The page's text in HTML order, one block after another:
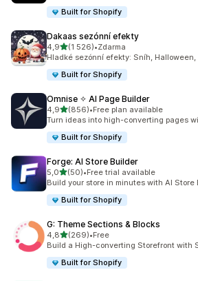
Built for Shopify
Dakaas sezónní efekty
4,9z 5 hvězd
(1 526)
Celkový počet recenzí: 1526
•Zdarma
Hladké sezónní efekty: Sníh,
Built for Shopify
Omnise ✧ AI Page Builder
4,9z 5 hvězd
(856)
Celkový počet recenzí: 856
•Free plan available
Turn ideas into high-converting pages
Built for Shopify
Forge: AI Store Builder
5,0z 5 hvězd
(50)
Celkový počet recenzí: 50
•Free trial available
Build your store in minutes with AI
Built for Shopify
G: Theme Sections & Blocks
4,8z 5 hvězd
(269)
Celkový počet recenzí: 269
•Free
Build a High-converting Storefront with
Built for Shopify